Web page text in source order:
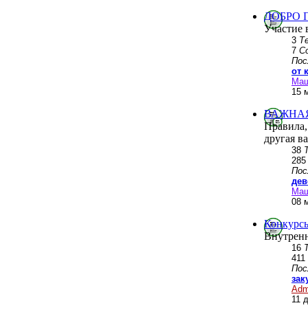
ДОБРО
Участие
3
7
от
15
другая
38
285
08
16
411
11